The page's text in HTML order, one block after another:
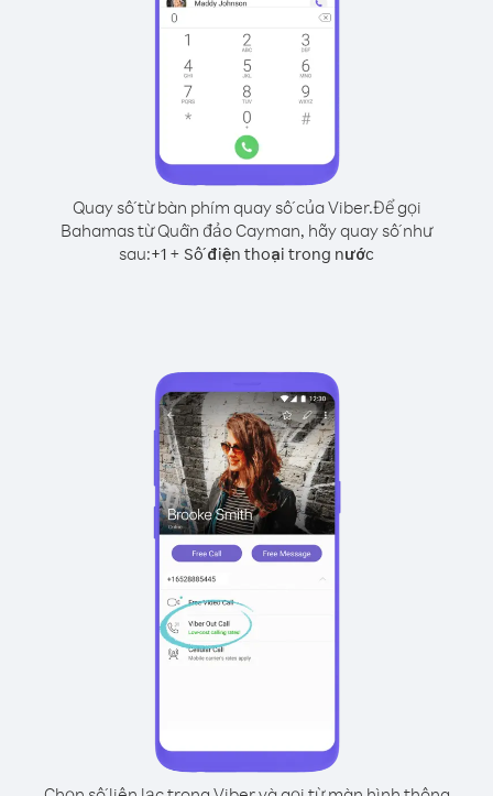
Quay số từ bàn phím quay số của Viber.Để gọi
Bahamas từ Quần đảo Cayman, hãy quay số như
sau:+1 + Số điện thoại trong nước